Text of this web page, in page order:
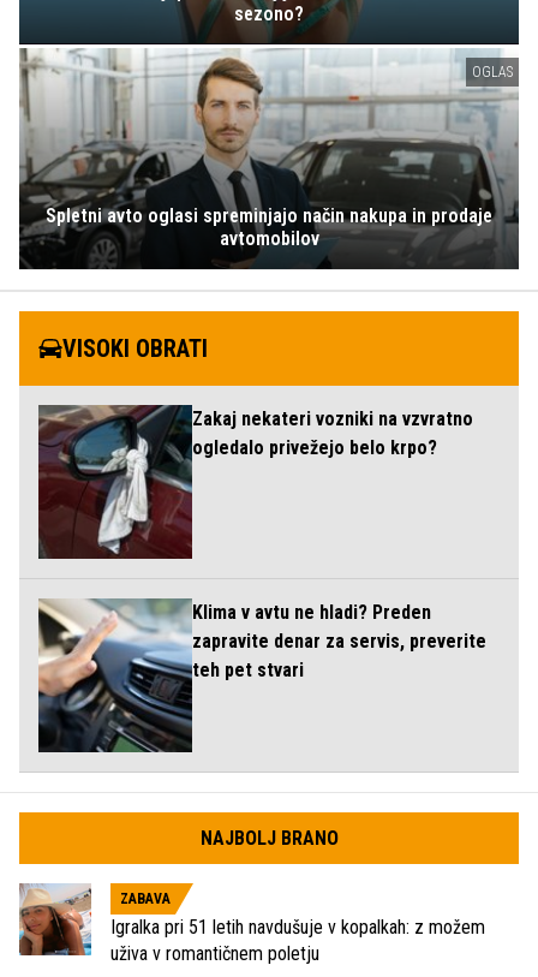
sezono?
OGLAS
Spletni avto oglasi spreminjajo način nakupa in prodaje
avtomobilov
VISOKI OBRATI
Zakaj nekateri vozniki na vzvratno
ogledalo privežejo belo krpo?
Klima v avtu ne hladi? Preden
zapravite denar za servis, preverite
teh pet stvari
NAJBOLJ BRANO
ZABAVA
Igralka pri 51 letih navdušuje v kopalkah: z možem
uživa v romantičnem poletju